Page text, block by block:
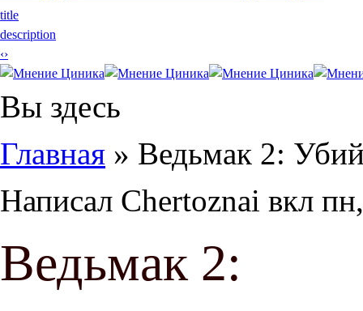
title
description
‹›
Вы здесь
Главная » Ведьмак 2:
Написал Chertoznai вкл
Ведьмак 2: